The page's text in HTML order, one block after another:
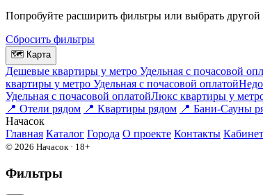
Попробуйте расширить фильтры или выбрать другой
Сбросить фильтры
🗺 Карта
Дешевые квартиры у метро Удельная c почасовой
квартиры у метро Удельная c почасовой оплатой
Удельная c почасовой оплатойЛюкс квартиры у
📍 Отели рядом 📍 Квартиры рядом 📍 Бани-Сауны
Начасок
Главная Каталог Города О проекте Контакты Кабинет
© 2026 Начасок · 18+
Фильтры